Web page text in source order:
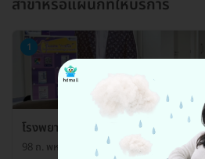
สาขาหรือแผนกที่ให้บริการ
1
โรงพยาบาลเกษมราษฎร์ ปทุมธานี แผ
98 ถ. พหลโยธิน ต. คลองหนึ่ง อ. คลองหลวง จ